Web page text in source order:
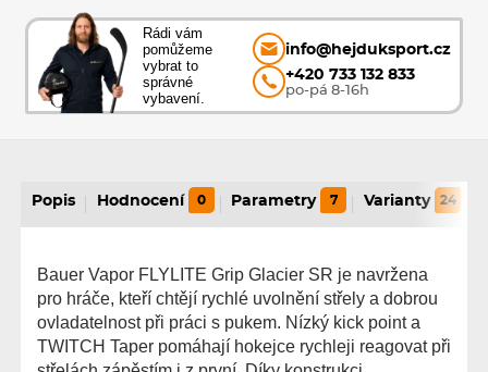
Rádi vám
pomůžeme
vybrat to
správné
vybavení.
info@hejduksport.cz
+420 733 132 833
po-pá 8-16h
Popis Hodnocení 0 Parametry 7 Varianty 24
Bauer Vapor FLYLITE Grip Glacier SR je navržena
pro hráče, kteří chtějí rychlé uvolnění střely a dobrou
ovladatelnost při práci s pukem. Nízký kick point a
TWITCH Taper pomáhají hokejce rychleji reagovat při